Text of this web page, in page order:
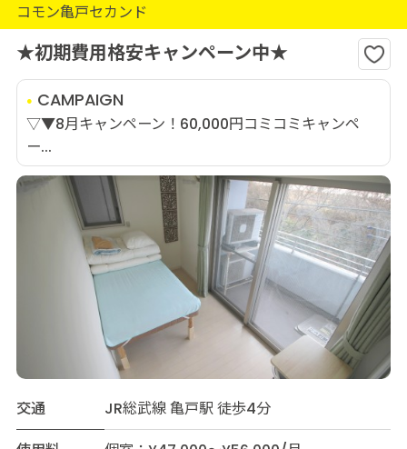
コモン亀戸セカンド
★初期費用格安キャンペーン中★
CAMPAIGN
▽▼8月キャンペーン！60,000円コミコミキャンペ
ー...
交通
JR総武線 亀戸駅 徒歩4分